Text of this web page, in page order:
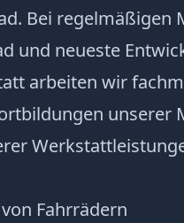
Bei regelmäßigen
und neueste
arbeiten wir
unserer
Fahrrädern